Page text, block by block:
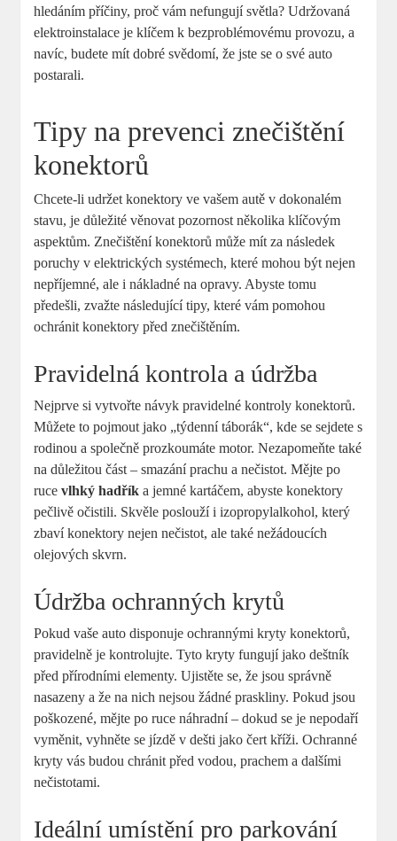
hledáním příčiny, proč vám nefungují světla? Udržovaná
elektroinstalace je klíčem k bezproblémovému provozu, a
navíc, budete mít dobré svědomí, že jste se o své auto
postarali.
Tipy na prevenci znečištění
konektorů
Chcete-li udržet konektory ve vašem autě v dokonalém
stavu, je důležité věnovat pozornost několika klíčovým
aspektům. Znečištění konektorů může mít za následek
poruchy v elektrických systémech, které mohou být nejen
nepříjemné, ale i nákladné na opravy. Abyste tomu
předešli, zvažte následující tipy, které vám pomohou
ochránit konektory před znečištěním.
Pravidelná kontrola a údržba
Nejprve si vytvořte návyk pravidelné kontroly konektorů.
Můžete to pojmout jako „týdenní táborák“, kde se sejdete s
rodinou a společně prozkoumáte motor. Nezapomeňte také
na důležitou část – smazání prachu a nečistot. Mějte po
rucevlhký hadřík a jemné kartáčem, abyste konektory
pečlivě očistili. Skvěle poslouží i izopropylalkohol, který
zbaví konektory nejen nečistot, ale také nežádoucích
olejových skvrn.
Údržba ochranných krytů
Pokud vaše auto disponuje ochrannými kryty konektorů,
pravidelně je kontrolujte. Tyto kryty fungují jako deštník
před přírodními elementy. Ujistěte se, že jsou správně
nasazeny a že na nich nejsou žádné praskliny. Pokud jsou
poškozené, mějte po ruce náhradní – dokud se je nepodaří
vyměnit, vyhněte se jízdě v dešti jako čert kříži. Ochranné
kryty vás budou chránit před vodou, prachem a dalšími
nečistotami.
Ideální umístění pro parkování